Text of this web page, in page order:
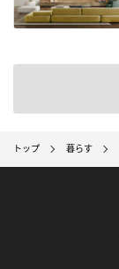
トップ 暮らす